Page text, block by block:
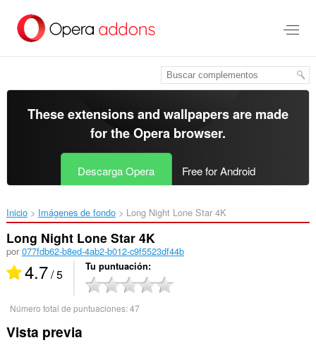
contenido
These extensions and wallpapers are made
for theOpera browser.
Descarga Opera Free for Android
Inicio Imágenes de fondo Long Night Lone Star 4K‎
Long Night Lone Star 4K
por 077fdb62-b8ed-4ab2-b012-c9f5523df44b
4.7/ 5 Tu puntuación
Número total de puntuaciones:47
Vista previa